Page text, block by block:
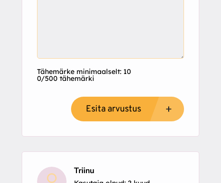
Tähemärke minimaalselt: 10
0/500 tähemärki
Esita arvustus
Triinu